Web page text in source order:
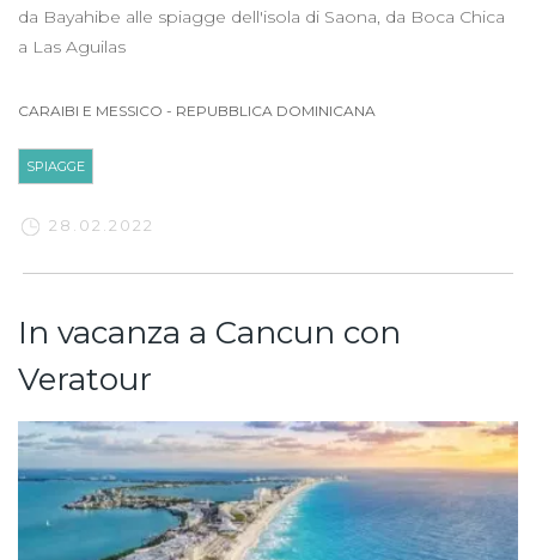
da Bayahibe alle spiagge dell'isola di Saona, da Boca Chica
a Las Aguilas
CARAIBI E MESSICO - REPUBBLICA DOMINICANA
SPIAGGE
28.02.2022
In vacanza a Cancun con
Veratour